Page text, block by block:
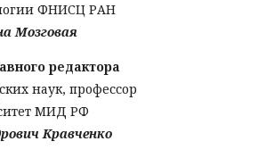
ФНИСЦ РАН
Мозговая
редактора
наук, профессор
МИД РФ
Кравченко